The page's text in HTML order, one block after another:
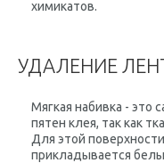
химикатов.
УДАЛЕНИЕ
Мягкая набивка - это
пятен клея, так как
Для этой
прикладывается